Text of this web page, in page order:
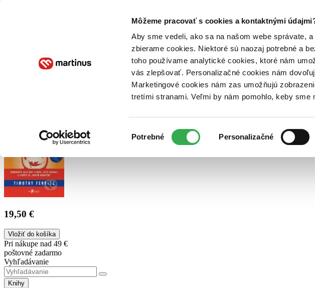
Môžeme pracovať s cookies a kontaktnými
Aby sme vedeli, ako sa na našom webe správate,
zbierame cookies. Niektoré sú naozaj potrebné a
toho používame analytické cookies, ktoré nám
vás zlepšovať. Personalizačné cookies nám
Marketingové cookies nám zas umožňujú
tretími stranami. Veľmi by nám pomohlo, keby
súhlasu
Potrebné Personalizačné
Poukážky Kontakt
19,50 €
Vložiť do košíka
Pri nákupe nad 49 €
poštovné zadarmo
Vyhľadávanie
Knihy